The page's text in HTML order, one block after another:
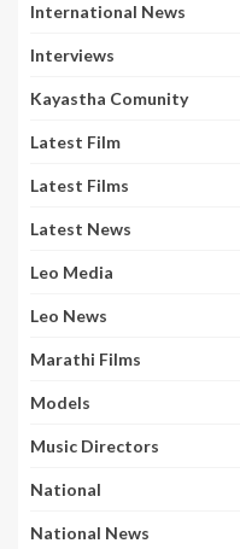
International News
Interviews
Kayastha Comunity
Latest Film
Latest Films
Latest News
Leo Media
Leo News
Marathi Films
Models
Music Directors
National
National News